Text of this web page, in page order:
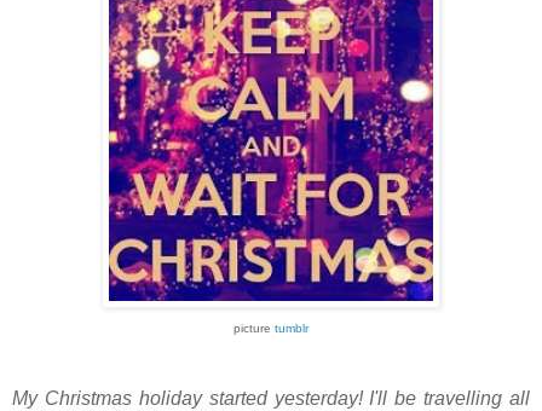
picture tumblr
My Christmas holiday started yesterday! I'll be travelling all